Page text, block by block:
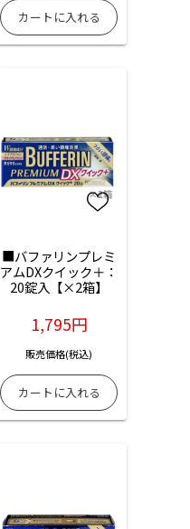
■バファリンプレミ
アムDXクイック＋：
20錠入【×2箱】
1,795円
販売価格(税込)